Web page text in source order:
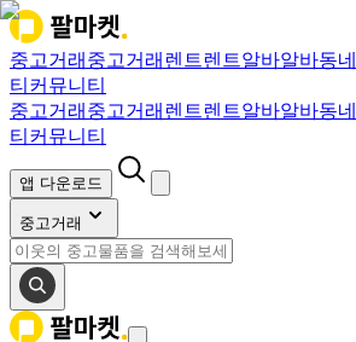
중고거래 중고거래 렌트렌트알바알바동
티 커뮤니티
중고거래 중고거래 렌트렌트알바알바동
티 커뮤니티
앱 다운로드
중고거래